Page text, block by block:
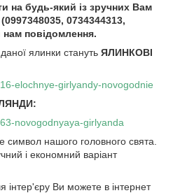
на будь-який із зручних Вам
0734344313,
нам повідомлення.
ялинки стануть ЯЛИНКОВІ
elochnye-girlyandy-novogodnie
novogodnyaya-girlyanda
символ нашого головного свята.
і економний варіант
інтер'єру Ви можете в інтернет